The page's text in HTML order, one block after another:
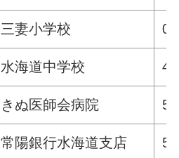
三妻小学校
水海道中学校
きぬ医師会病院
常陽銀行水海道支店